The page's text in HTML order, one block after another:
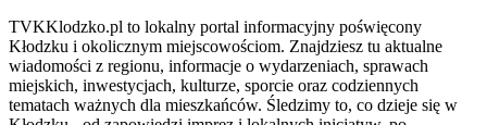
TVKKlodzko.pl to lokalny portal informacyjny poświęcony
Kłodzku i okolicznym miejscowościom. Znajdziesz tu aktualne
wiadomości z regionu, informacje o wydarzeniach, sprawach
miejskich, inwestycjach, kulturze, sporcie oraz codziennych
tematach ważnych dla mieszkańców. Śledzimy to, co dzieje się w